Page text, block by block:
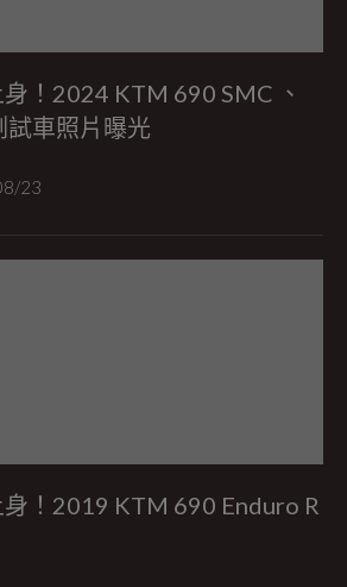
！2024 KTM 690 SMC 、
試車照片曝光
23
！2019 KTM 690 Enduro R